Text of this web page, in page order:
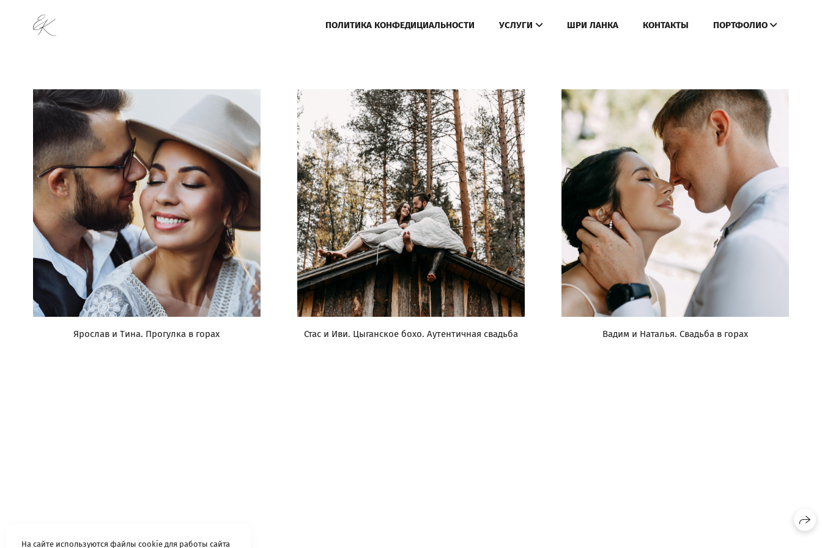
ПОЛИТИКА КОНФЕДИЦИАЛЬНОСТИ УСЛУГИ ШРИ ЛАНКА КОНТАКТЫ ПОРТФОЛИО
Ярослав и Тина. Прогулка в горах Стас и Иви. Цыганское бохо. Аутентичная свадьба Вадим и Наталья. Свадьба в горах
На сайте используются файлы cookie для работы сайта